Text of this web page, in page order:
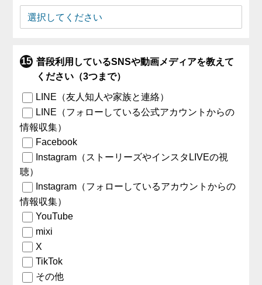
普段利用しているSNSや動画メディアを教えて
ください（3つまで）
LINE（友人知人や家族と連絡）
LINE（フォローしている公式アカウントからの
情報収集）
Facebook
Instagram（ストーリーズやインスタLIVEの視
聴）
Instagram（フォローしているアカウントからの
情報収集）
YouTube
mixi
X
TikTok
その他